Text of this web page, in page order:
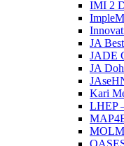
IMI 2
JA
JADE
JA
Kari
LHEP